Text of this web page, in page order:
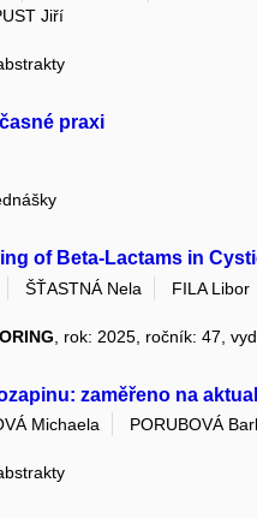
Jiří
praxi
of Beta-Lactams in
ŠŤASTNÁ Nela FILA Libor
, rok: 2025, ročník: 47,
zaměřeno na
Michaela PORUBOVÁ